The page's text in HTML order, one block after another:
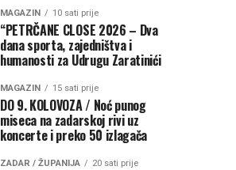
MAGAZIN 10 sati prije
“PETRČANE CLOSE 2026 – Dva
dana sporta, zajedništva i
humanosti za Udrugu Zaratinići
MAGAZIN 15 sati prije
DO 9. KOLOVOZA / Noć punog
miseca na zadarskoj rivi uz
koncerte i preko 50 izlagača
ZADAR / ŽUPANIJA 20 sati prije